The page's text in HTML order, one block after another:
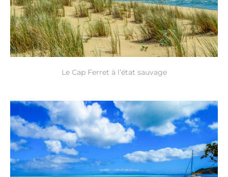
Le Cap Ferret à l’état sauvage